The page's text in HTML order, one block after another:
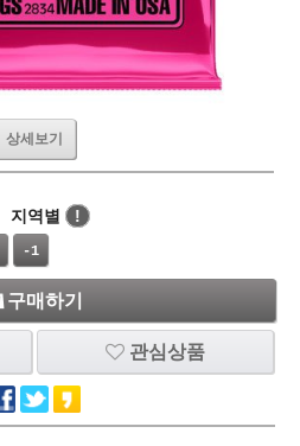
상세보기
지역별
!
-1
구매하기
관심상품